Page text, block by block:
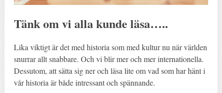
Tänk om vi alla kunde läsa…..
Lika viktigt är det med historia som med kultur nu när världen
snurrar allt snabbare. Och vi blir mer och mer internationella.
Dessutom, att sätta sig ner och läsa lite om vad som har hänt i
vår historia är både intressant och spännande.